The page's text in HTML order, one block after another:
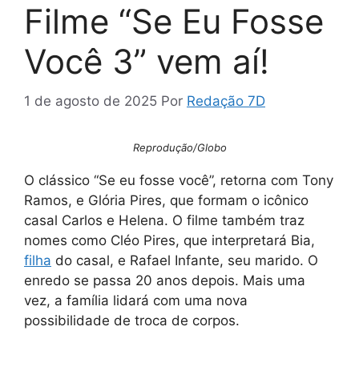
Filme “Se Eu Fosse
Você 3” vem aí!
1 de agosto de 2025 Por Redação 7D
Reprodução/Globo
O clássico “Se eu fosse você”, retorna com Tony
Ramos, e Glória Pires, que formam o icônico
casal Carlos e Helena. O filme também traz
nomes como Cléo Pires, que interpretará Bia,
filha do casal, e Rafael Infante, seu marido. O
enredo se passa 20 anos depois. Mais uma
vez, a família lidará com uma nova
possibilidade de troca de corpos.